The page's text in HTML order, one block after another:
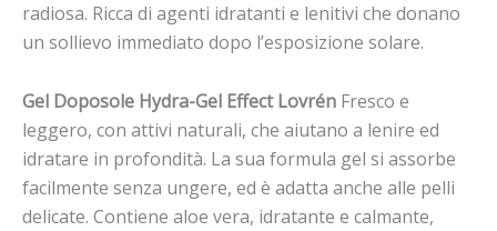
radiosa. Ricca di agenti idratanti e lenitivi che donano
un sollievo immediato dopo l’esposizione solare.
Gel Doposole Hydra-Gel Effect Lovrén Fresco e
leggero, con attivi naturali, che aiutano a lenire ed
idratare in profondità. La sua formula gel si assorbe
facilmente senza ungere, ed è adatta anche alle pelli
delicate. Contiene aloe vera, idratante e calmante,